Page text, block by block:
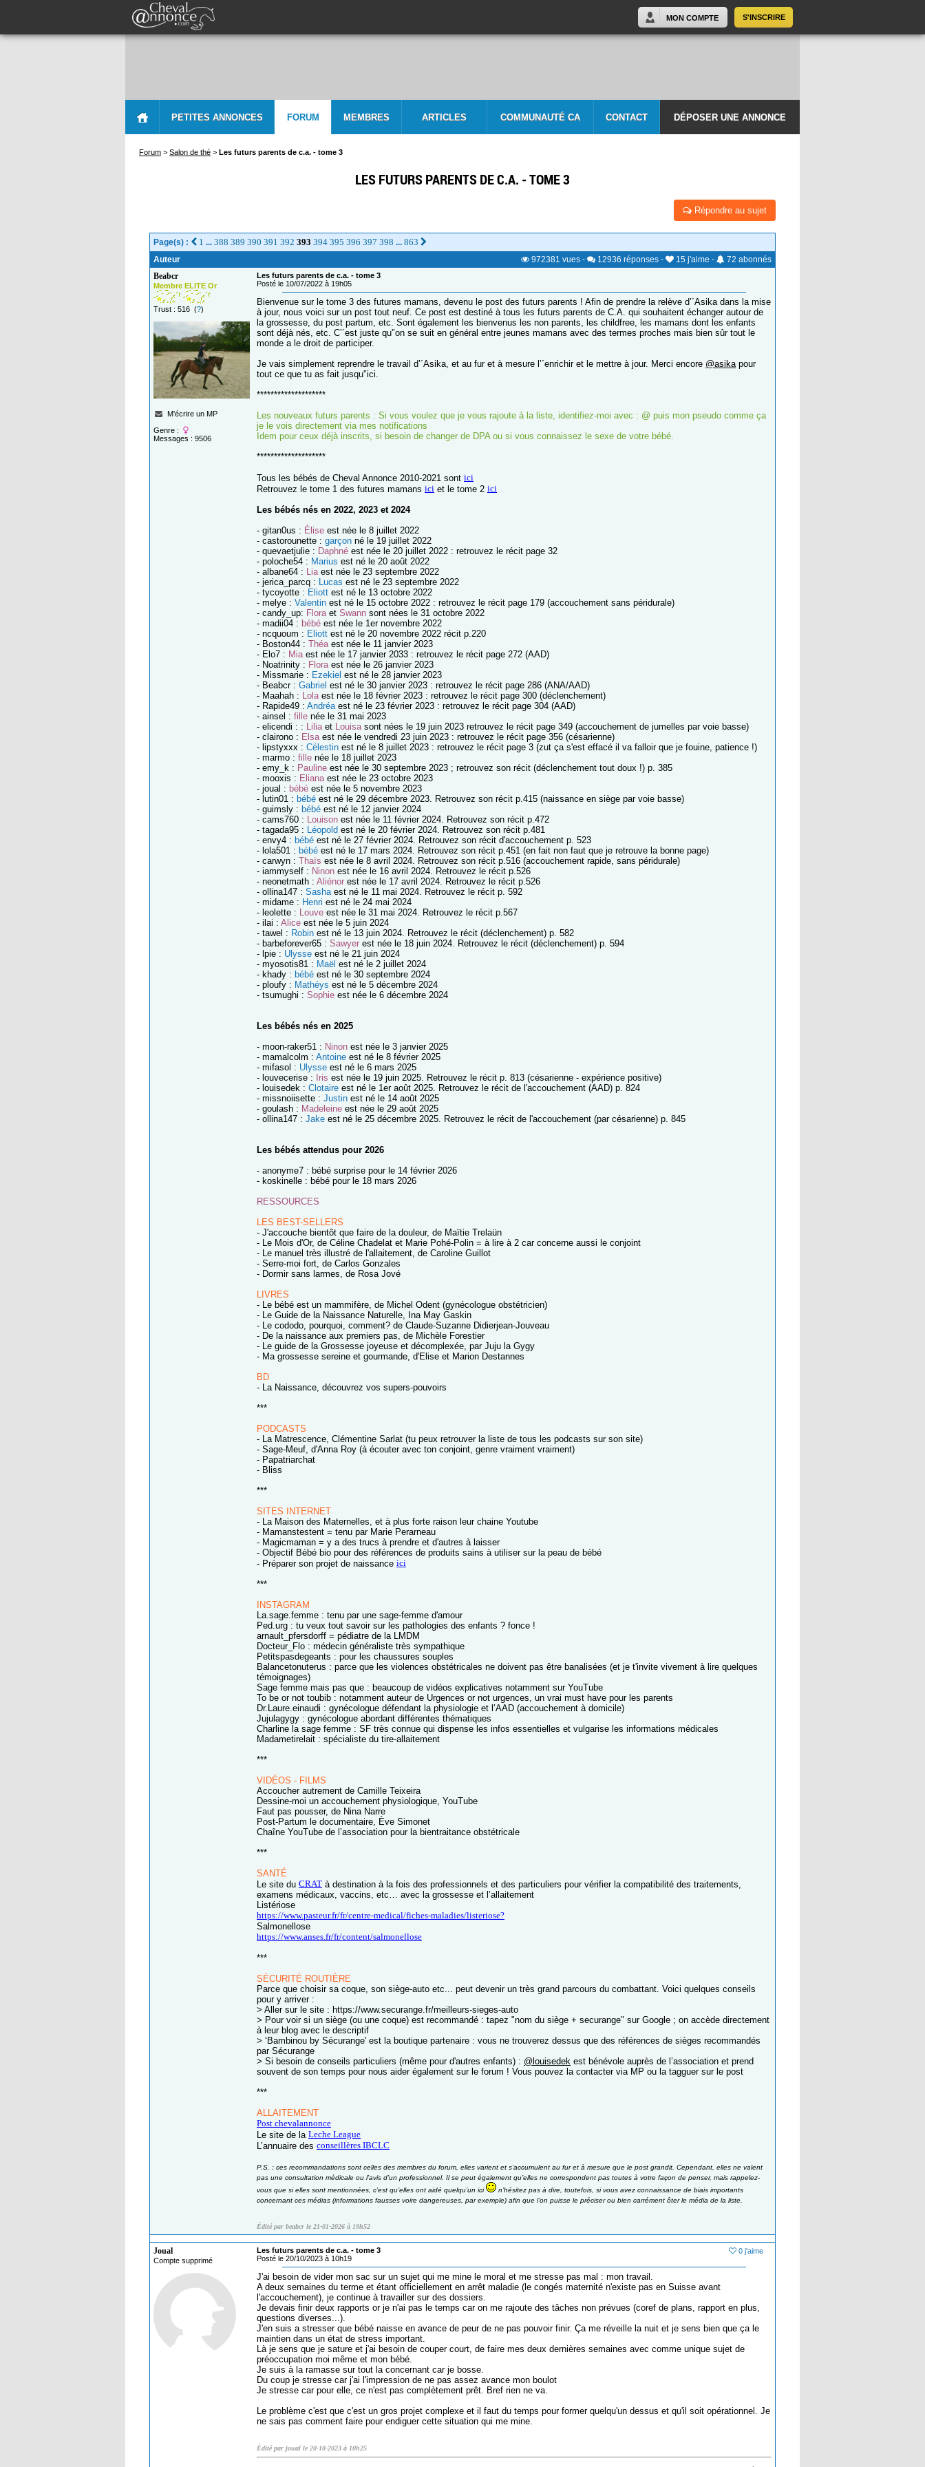
S'INSCRIRE
MON COMPTE
PETITES ANNONCES FORUM MEMBRES ARTICLES COMMUNAUTÉ CA CONTACT DÉPOSER UNE ANNONCE
Forum > Salon de thé > Les futurs parents de c.a. - tome 3
LES FUTURS PARENTS DE C.A. - TOME 3
Répondre au sujet
Page(s) : 1 ... 388 389 390 391 392 393 394 395 396 397 398 ... 863
Auteur 972381 vues - 12936 réponses - 15 j'aime - 72 abonnés
Beabcr
Membre ELITE Or
Trust : 516 (?)
M'écrire un MP
Genre :
Messages : 9506
Les futurs parents de c.a. - tome 3
Posté le 10/07/2022 à 19h05
Bienvenue sur le tome 3 des futures mamans, devenu le post des futurs parents ! Afin de prendre la relève d’´Asika dans la mise
à jour, nous voici sur un post tout neuf. Ce post est destiné à tous les futurs parents de C.A. qui souhaitent échanger autour de
la grossesse, du post partum, etc. Sont également les bienvenus les non parents, les childfree, les mamans dont les enfants
sont déjà nés, etc. C’´est juste qu'’on se suit en général entre jeunes mamans avec des termes proches mais bien sûr tout le
monde a le droit de participer.
Je vais simplement reprendre le travail d’´Asika, et au fur et à mesure l’´enrichir et le mettre à jour. Merci encore @asika pour
tout ce que tu as fait jusqu'’ici.
********************
Les nouveaux futurs parents : Si vous voulez que je vous rajoute à la liste, identifiez-moi avec : @ puis mon pseudo comme ça
je le vois directement via mes notifications
Idem pour ceux déjà inscrits, si besoin de changer de DPA ou si vous connaissez le sexe de votre bébé.
********************
Tous les bébés de Cheval Annonce 2010-2021 sont ici
Retrouvez le tome 1 des futures mamans ici et le tome 2 ici
Les bébés nés en 2022, 2023 et 2024
- gitan0us : Élise est née le 8 juillet 2022
- castorounette : garçon né le 19 juillet 2022
- quevaetjulie : Daphné est née le 20 juillet 2022 : retrouvez le récit page 32
- poloche54 : Marius est né le 20 août 2022
- albane64 : Liaest née le 23 septembre 2022
- jerica_parcq : Lucas est né le 23 septembre 2022
- tycoyotte : Eliott est né le 13 octobre 2022
- melye : Valentin est né le 15 octobre 2022 : retrouvez le récit page 179 (accouchement sans péridurale)
- candy_up: Floraet Swann sont nées le 31 octobre 2022
- madii04 : bébé est née le 1er novembre 2022
- ncquoum : Eliott est né le 20 novembre 2022 récit p.220
- Boston44 : Théaest née le 11 janvier 2023
- Elo7 : Miaest née le 17 janvier 2033 : retrouvez le récit page 272 (AAD)
- Noatrinity : Floraest née le 26 janvier 2023
- Missmarie : Ezekiel est né le 28 janvier 2023
- Beabcr : Gabriel est né le 30 janvier 2023 : retrouvez le récit page 286 (ANA/AAD)
- Maahah : Lolaest née le 18 février 2023 : retrouvez le récit page 300 (déclenchement)
- Rapide49 : Andréaest né le 23 février 2023 : retrouvez le récit page 304 (AAD)
- ainsel : fille née le 31 mai 2023
- elicendi : : Liliaet Louisasont nées le 19 juin 2023 retrouvez le récit page 349 (accouchement de jumelles par voie basse)
- clairono : Elsaest née le vendredi 23 juin 2023 : retrouvez le récit page 356 (césarienne)
- lipstyxxx : Célestin est né le 8 juillet 2023 : retrouvez le récit page 3 (zut ça s'est effacé il va falloir que je fouine, patience !)
- marmo : fille née le 18 juillet 2023
- emy_k : Pauline est née le 30 septembre 2023 ; retrouvez son récit (déclenchement tout doux !) p. 385
- mooxis : Elianaest née le 23 octobre 2023
- joual : bébé est née le 5 novembre 2023
- lutin01 : bébé est né le 29 décembre 2023. Retrouvez son récit p.415 (naissance en siège par voie basse)
- guimsly : bébé est né le 12 janvier 2024
- cams760 : Louison est née le 11 février 2024. Retrouvez son récit p.472
- tagada95 : Léopold est né le 20 février 2024. Retrouvez son récit p.481
- envy4 : bébé est né le 27 février 2024. Retrouvez son récit d'accouchement p. 523
- lola501 : bébé est né le 17 mars 2024. Retrouvez son récit p.451 (en fait non faut que je retrouve la bonne page)
- carwyn : Thaïs est née le 8 avril 2024. Retrouvez son récit p.516 (accouchement rapide, sans péridurale)
- iammyself : Ninon est née le 16 avril 2024. Retrouvez le récit p.526
- neonetmath : Aliénor est née le 17 avril 2024. Retrouvez le récit p.526
- ollina147 : Sashaest né le 11 mai 2024. Retrouvez le récit p. 592
- midame : Henri est né le 24 mai 2024
- leolette : Louve est née le 31 mai 2024. Retrouvez le récit p.567
- ilai : Alice est née le 5 juin 2024
- tawel : Robin est né le 13 juin 2024. Retrouvez le récit (déclenchement) p. 582
- barbeforever65 : Sawyer est née le 18 juin 2024. Retrouvez le récit (déclenchement) p. 594
- lpie : Ulysse est né le 21 juin 2024
- myosotis81 : Maël est né le 2 juillet 2024
- khady : bébé est né le 30 septembre 2024
- ploufy : Mathéys est né le 5 décembre 2024
- tsumughi : Sophie est née le 6 décembre 2024
Les bébés nés en 2025
- moon-raker51 : Ninon est née le 3 janvier 2025
- mamalcolm : Antoine est né le 8 février 2025
- mifasol : Ulysse est né le 6 mars 2025
- louvecerise :
Iris est née le 19 juin 2025. Retrouvez le récit p. 813 (césarienne - expérience positive)
- louisedek : Clotaire est né le 1er août 2025. Retrouvez le récit de l'accouchement (AAD) p. 824
- missnoiisette : Justin est né le 14 août 2025
- goulash : Madeleine est née le 29 août 2025
- ollina147 : Jake est né le 25 décembre 2025. Retrouvez le récit de l'accouchement (par césarienne) p. 845
Les bébés attendus pour 2026
- anonyme7 : bébé surprise pour le 14 février 2026
- koskinelle : bébé pour le 18 mars 2026
RESSOURCES
LES BEST-SELLERS
- J'accouche bientôt que faire de la douleur, de Maïtie Trelaün
- Le Mois d'Or, de Céline Chadelat et Marie Pohé-Polin = à lire à 2 car concerne aussi le conjoint
- Le manuel très illustré de l'allaitement, de Caroline Guillot
- Serre-moi fort, de Carlos Gonzales
- Dormir sans larmes, de Rosa Jové
LIVRES
- Le bébé est un mammifère, de Michel Odent (gynécologue obstétricien)
- Le Guide de la Naissance Naturelle, Ina May Gaskin
- Le cododo, pourquoi, comment? de Claude-Suzanne Didierjean-Jouveau
- De la naissance aux premiers pas, de Michèle Forestier
- Le guide de la Grossesse joyeuse et décomplexée, par Juju la Gygy
- Ma grossesse sereine et gourmande, d'Elise et Marion Destannes
BD
- La Naissance, découvrez vos supers-pouvoirs
***
PODCASTS
- La Matrescence, Clémentine Sarlat (tu peux retrouver la liste de tous les podcasts sur son site)
- Sage-Meuf, d'Anna Roy (à écouter avec ton conjoint, genre vraiment vraiment)
- Papatriarchat
- Bliss
***
SITES INTERNET
- La Maison des Maternelles, et à plus forte raison leur chaine Youtube
- Mamanstestent = tenu par Marie Perarneau
- Magicmaman = y a des trucs à prendre et d'autres à laisser
- Objectif Bébé bio pour des références de produits sains à utiliser sur la peau de bébé
- Préparer son projet de naissance ici
***
INSTAGRAM
La.sage.femme : tenu par une sage-femme d'amour
Ped.urg : tu veux tout savoir sur les pathologies des enfants ? fonce !
arnault_pfersdorff = pédiatre de la LMDM
Docteur_Flo : médecin généraliste très sympathique
Petitspasdegeants : pour les chaussures souples
Balancetonuterus : parce que les violences obstétricales ne doivent pas être banalisées (et je t'invite vivement à lire quelques
témoignages)
Sage femme mais pas que : beaucoup de vidéos explicatives notamment sur YouTube
To be or not toubib : notamment auteur de Urgences or not urgences, un vrai must have pour les parents
Dr.Laure.einaudi : gynécologue défendant la physiologie et l’AAD (accouchement à domicile)
Jujulagygy : gynécologue abordant différentes thématiques
Charline la sage femme : SF très connue qui dispense les infos essentielles et vulgarise les informations médicales
Madametirelait : spécialiste du tire-allaitement
***
VIDÉOS - FILMS
Accoucher autrement de Camille Teixeira
Dessine-moi un accouchement physiologique, YouTube
Faut pas pousser, de Nina Narre
Post-Partum le documentaire, Ève Simonet
Chaîne YouTube de l’association pour la bientraitance obstétricale
***
SANTÉ
Le site du CRAT à destination à la fois des professionnels et des particuliers pour vérifier la compatibilité des traitements,
examens médicaux, vaccins, etc… avec la grossesse et l’allaitement
Listériose
https://www.pasteur.fr/fr/centre-medical/fiches-maladies/listeriose?
Salmonellose
https://www.anses.fr/fr/content/salmonellose
***
SÉCURITÉ ROUTIÈRE
Parce que choisir sa coque, son siège-auto etc... peut devenir un très grand parcours du combattant. Voici quelques conseils
pour y arriver :
> Aller sur le site : https://www.securange.fr/meilleurs-sieges-auto
> Pour voir si un siège (ou une coque) est recommandé : tapez "nom du siège + securange" sur Google ; on accède directement
à leur blog avec le descriptif
> ‘Bambinou by Sécurange' est la boutique partenaire : vous ne trouverez dessus que des références de sièges recommandés
par Sécurange
> Si besoin de conseils particuliers (même pour d'autres enfants) : @louisedek est bénévole auprès de l’association et prend
souvent de son temps pour nous aider également sur le forum ! Vous pouvez la contacter via MP ou la tagguer sur le post
***
ALLAITEMENT
Post chevalannonce
Le site de la Leche League
L’annuaire des conseillères IBCLC
P.S. : ces recommandations sont celles des membres du forum, elles varient et s’accumulent au fur et à mesure que le post grandit. Cependant, elles ne valent
pas une consultation médicale ou l’avis d’un professionnel. Il se peut également qu’elles ne correspondent pas toutes à votre façon de penser, mais rappelez-
vous que si elles sont mentionnées, c’est qu’elles ont aidé quelqu’un ici
n’hésitez pas à dire, toutefois, si vous avez connaissance de biais importants
concernant ces médias (informations fausses voire dangereuses, par exemple) afin que l’on puisse le préciser ou bien carrément ôter le média de la liste.
Édité par beabcr le 21-01-2026 à 19h52
Joual
Compte supprimé
0 j'aime
Les futurs parents de c.a. - tome 3
Posté le 20/10/2023 à 10h19
J'ai besoin de vider mon sac sur un sujet qui me mine le moral et me stresse pas mal : mon travail.
A deux semaines du terme et étant officiellement en arrêt maladie (le congés maternité n'existe pas en Suisse avant
l'accouchement), je continue à travailler sur des dossiers.
Je devais finir deux rapports or je n'ai pas le temps car on me rajoute des tâches non prévues (coref de plans, rapport en plus,
questions diverses...).
J'en suis a stresser que bébé naisse en avance de peur de ne pas pouvoir finir. Ça me réveille la nuit et je sens bien que ça le
maintien dans un état de stress important.
Là je sens que je sature et j'ai besoin de couper court, de faire mes deux dernières semaines avec comme unique sujet de
préoccupation moi même et mon bébé.
Je suis à la ramasse sur tout la concernant car je bosse.
Du coup je stresse car j'ai l'impression de ne pas assez avance mon boulot
Je stresse car pour elle, ce n'est pas complètement prêt. Bref rien ne va.
Le problème c'est que c'est un gros projet complexe et il faut du temps pour former quelqu'un dessus et qu'il soit opérationnel. Je
ne sais pas comment faire pour endiguer cette situation qui me mine.
Édité par joual le 20-10-2023 à 10h25